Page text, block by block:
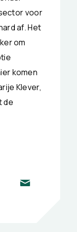
voor
af. Het
om
komen
Klever,
de